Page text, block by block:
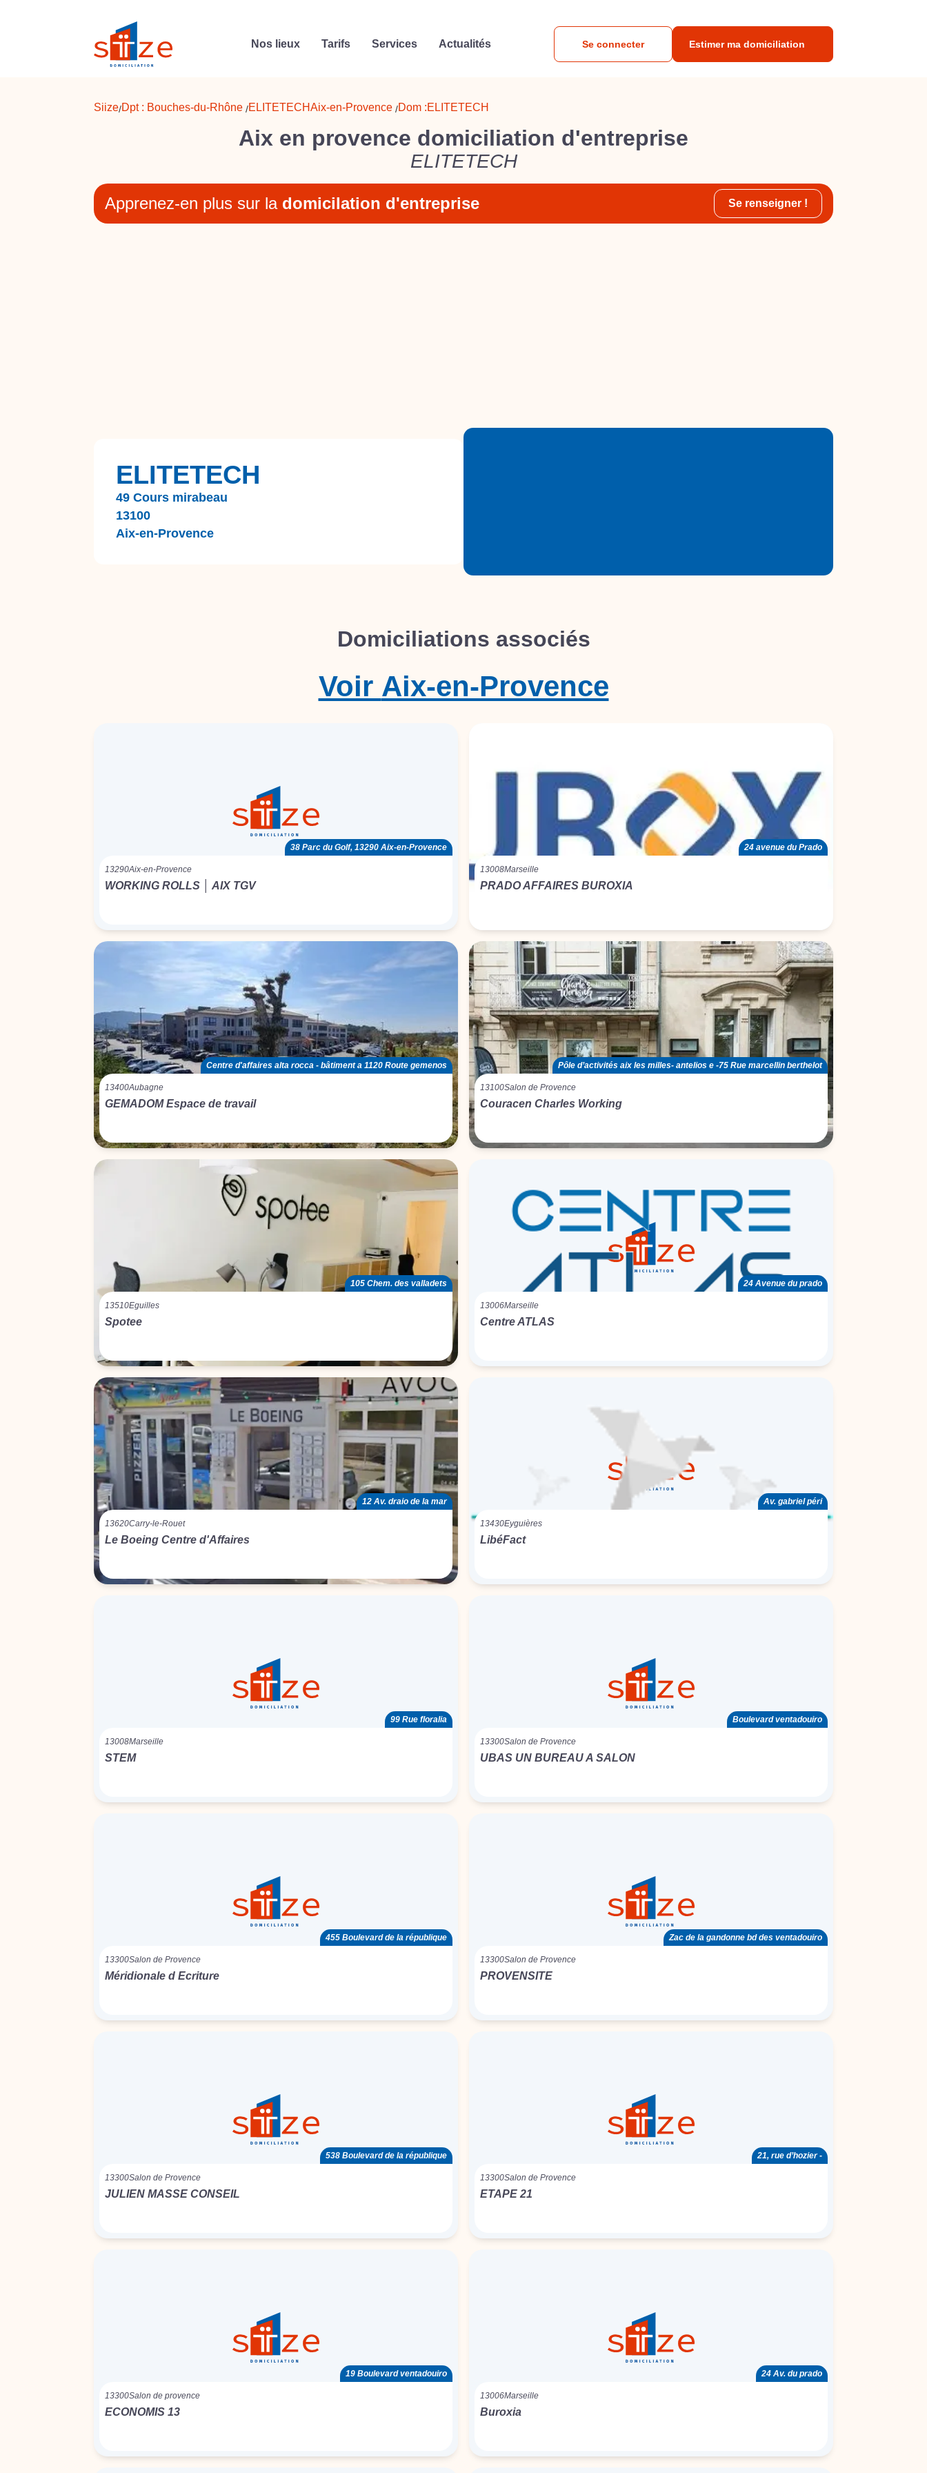
Nos lieux Tarifs Services Actualités Se connecter Estimer ma domiciliation
Siize/Dpt : Bouches-du-Rhône /ELITETECHAix-en-Provence /Dom :ELITETECH
Aix en provence domiciliation d'entreprise
ELITETECH
Apprenez-en plus sur la domicilation d'entreprise Se renseigner !
ELITETECH
49 Cours mirabeau
13100
Aix-en-Provence
Domiciliations associés
Aix-en-Provence
Voir
38 Parc du Golf, 13290 Aix-en-Provence
13290Aix-en-Provence
WORKING ROLLS │ AIX TGV
24 avenue du Prado
13008Marseille
PRADO AFFAIRES BUROXIA
Centre d'affaires alta rocca - bâtiment a 1120 Route gemenos
13400Aubagne
GEMADOM Espace de travail
Pôle d’activités aix les milles- antelios e -75 Rue marcellin berthelot
13100Salon de Provence
Couracen Charles Working
105 Chem. des valladets
13510Eguilles
Spotee
24 Avenue du prado
13006Marseille
Centre ATLAS
12 Av. draio de la mar
13620Carry-le-Rouet
Le Boeing Centre d'Affaires
Av. gabriel péri
13430Eyguières
LibéFact
99 Rue floralia
13008Marseille
STEM
Boulevard ventadouiro
13300Salon de Provence
UBAS UN BUREAU A SALON
455 Boulevard de la république
13300Salon de Provence
Méridionale d Ecriture
Zac de la gandonne bd des ventadouiro
13300Salon de Provence
PROVENSITE
538 Boulevard de la république
13300Salon de Provence
JULIEN MASSE CONSEIL
21, rue d’hozier -
13300Salon de Provence
ETAPE 21
19 Boulevard ventadouiro
13300Salon de provence
ECONOMIS 13
24 Av. du prado
13006Marseille
Buroxia